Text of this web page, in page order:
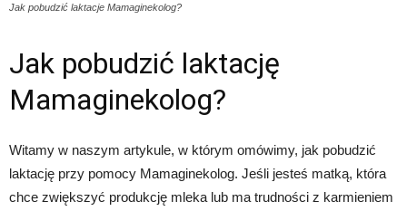
Jak pobudzić laktacje Mamaginekolog?
Jak pobudzić laktację
Mamaginekolog?
Witamy w naszym artykule, w którym omówimy, jak pobudzić
laktację przy pomocy Mamaginekolog. Jeśli jesteś matką, która
chce zwiększyć produkcję mleka lub ma trudności z karmieniem